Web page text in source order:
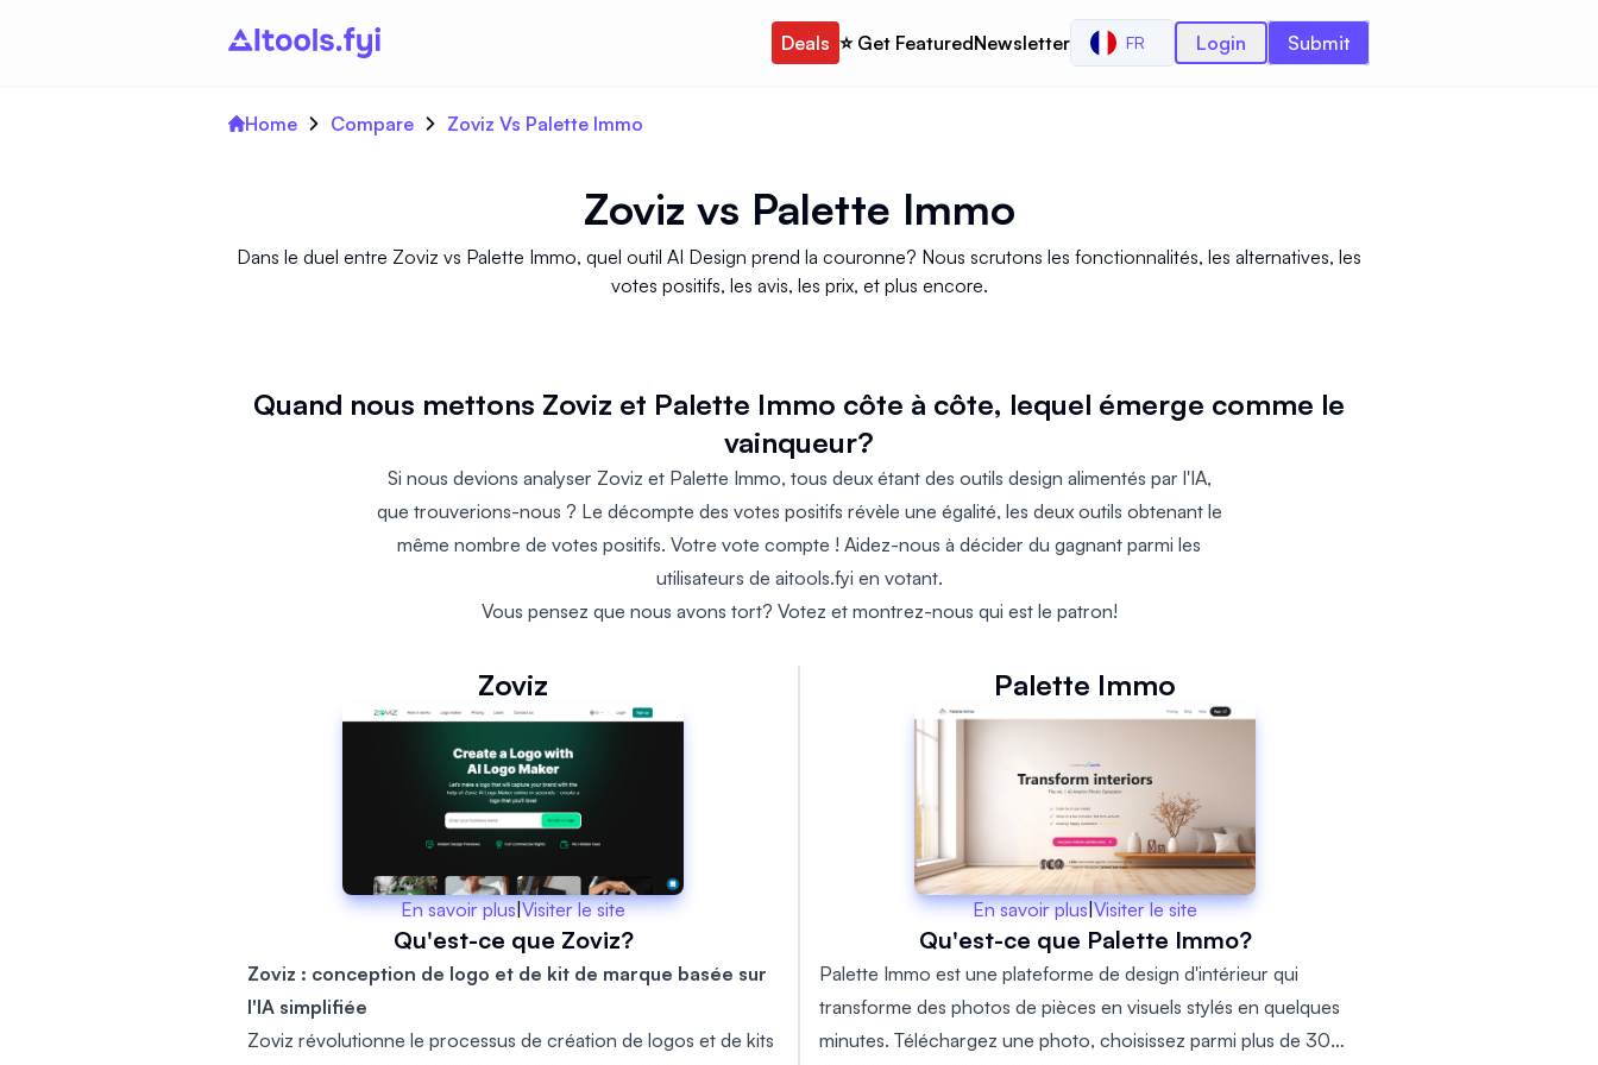
Deals ⭐️ Get FeaturedNewsletter FR Login Submit
Home Compare Zoviz Vs Palette Immo
Zoviz vs Palette Immo
Dans le duel entre Zoviz vs Palette Immo, quel outil AI Design prend la couronne? Nous scrutons les fonctionnalités, les alternatives, les
votes positifs, les avis, les prix, et plus encore.
Quand nous mettons Zoviz et Palette Immo côte à côte, lequel émerge comme le
vainqueur?
Si nous devions analyser Zoviz et Palette Immo, tous deux étant des outils design alimentés par l'IA,
que trouverions-nous ? Le décompte des votes positifs révèle une égalité, les deux outils obtenant le
même nombre de votes positifs. Votre vote compte ! Aidez-nous à décider du gagnant parmi les
utilisateurs de aitools.fyi en votant.
Vous pensez que nous avons tort? Votez et montrez-nous qui est le patron!
Zoviz
En savoir plus|Visiter le site
Qu'est-ce que Zoviz?
Zoviz : conception de logo et de kit de marque basée sur
l'IA simplifiée
Zoviz révolutionne le processus de création de logos et de kits
Palette Immo
En savoir plus|Visiter le site
Qu'est-ce que Palette Immo?
Palette Immo est une plateforme de design d'intérieur qui
transforme des photos de pièces en visuels stylés en quelques
minutes. Téléchargez une photo, choisissez parmi plus de 30